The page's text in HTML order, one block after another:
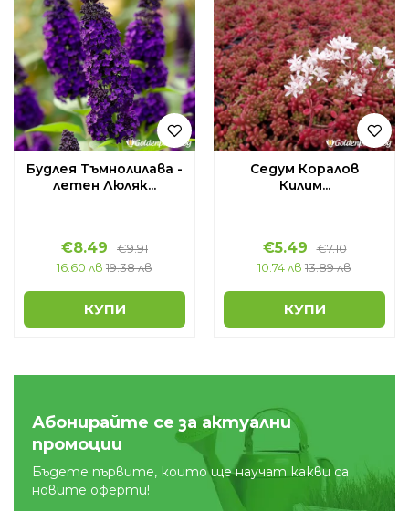
Будлея Тъмнолилава -
летен Люляк...
€8.49 €9.91
16.60 лв 19.38 лв
КУПИ
Седум Коралов
Килим...
€5.49 €7.10
10.74 лв 13.89 лв
КУПИ
Абонирайте се за актуални
промоции
Бъдете първите, които ще научат какви са
новите оферти!